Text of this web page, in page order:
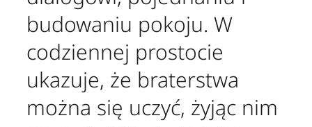
budowaniu pokoju. W
codziennej prostocie
ukazuje, że braterstwa
można się uczyć, żyjąc nim